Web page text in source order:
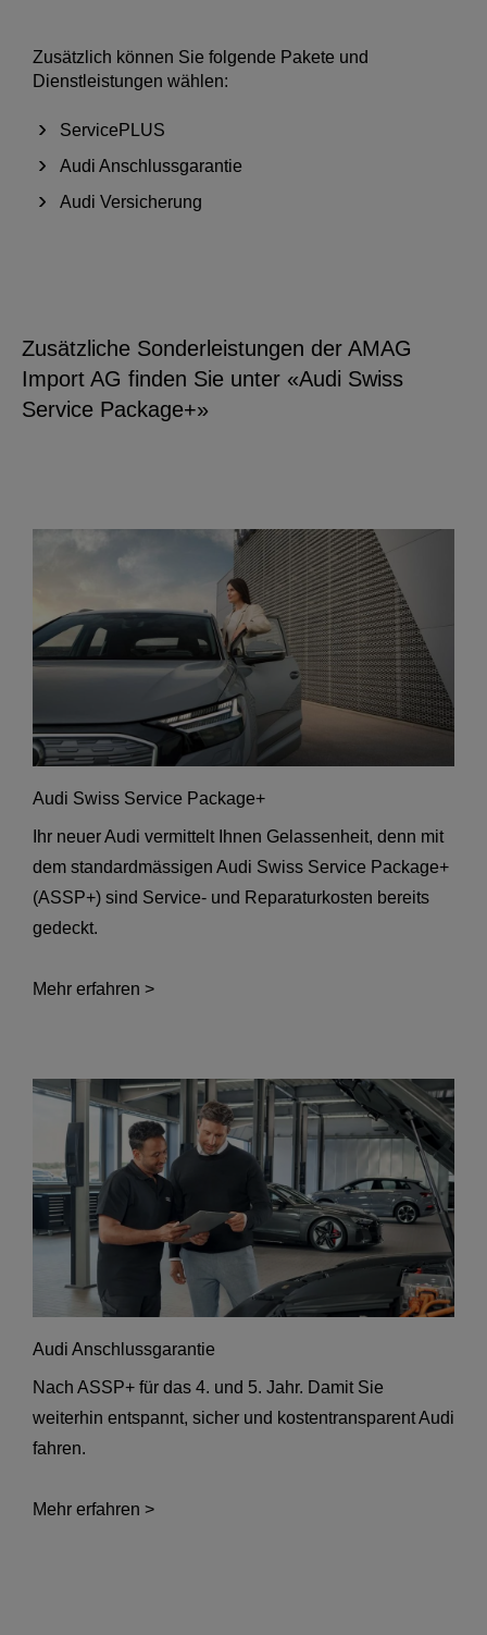
Zusätzlich können Sie folgende Pakete und
Dienstleistungen wählen:
ServicePLUS
Audi Anschlussgarantie
Audi Versicherung
Zusätzliche Sonderleistungen der AMAG
Import AG finden Sie unter «Audi Swiss
Service Package+»
Audi Swiss Service Package+
Ihr neuer Audi vermittelt Ihnen Gelassenheit, denn mit
dem standardmässigen Audi Swiss Service Package+
(ASSP+) sind Service- und Reparaturkosten bereits
gedeckt.
Mehr erfahren >
Audi Anschlussgarantie
Nach ASSP+ für das 4. und 5. Jahr. Damit Sie
weiterhin entspannt, sicher und kostentransparent Audi
fahren.
Mehr erfahren >